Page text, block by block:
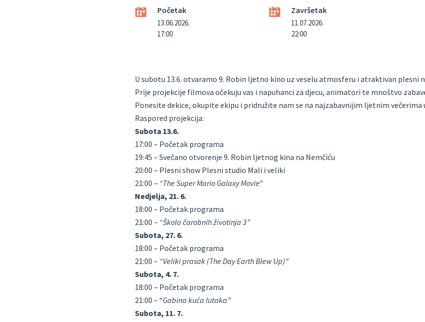
Početak
13.06.2026.
17:00
Završetak
11.07.2026.
22:00
U subotu 13.6. otvaramo 9. Robin ljetno kino uz veselu atmosferu i atraktivan plesni
Prije projekcije filmova očekuju vas i napuhanci za djecu, animatori te mnoštvo
Ponesite dekice, okupite ekipu i pridružite nam se na najzabavnijim ljetnim večerima
Raspored projekcija:
Subota 13.6.
17:00 – Početak programa
19:45 – Svečano otvorenje 9. Robin ljetnog kina na Nemčiću
20:00 – Plesni show Plesni studio Mali i veliki
21:00 – “The Super Mario Galaxy Movie”
Nedjelja, 21. 6.
18:00 – Početak programa
21:00 – “Škola čarobnih životinja 3”
Subota, 27. 6.
18:00 – Početak programa
21:00 – “Veliki prasak (The Day Earth Blew Up)”
Subota, 4. 7.
18:00 – Početak programa
21:00 – “Gabina kuća lutaka”
Subota, 11. 7.